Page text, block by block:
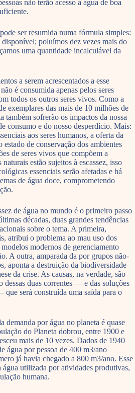
não terão acesso à água de boa
ser resumida numa fórmula simples:
disponível; poluímos dez vezes mais do
uma quantidade incalculável da
a serem acrescentados a esse
é consumida apenas pelos seres
todos os outros seres vivos. Como a
exemplares das mais de 10 milhões de
também sofrerão os impactos da nossa
consumo e do nosso desperdício. Mais:
aos seres humanos, a oferta da
estado de conservação dos ambientes
de seres vivos que compõem a
estão sujeitos à escassez, isso
essenciais serão afetadas e há
de água doce, comprometendo
de água no mundo é o primeiro passo
décadas, duas grandes tendências
sobre o tema. A primeira,
atribui o problema ao mau uso dos
modernos de gerenciamento
A outra, amparada da por grupos não-
aponta a destruição da biodiversidade
da crise. As causas, na verdade, são
dessas duas correntes — e das soluções
que será construída uma saída para o
demanda por água no planeta é quase
do Planeta dobrou, entre 1900 e
mais de 10 vezes. Dados de 1940
água por pessoa de 400 m3/ano
já havia chegado a 800 m3/ano. Esse
utilizada por atividades produtivas,
humana.